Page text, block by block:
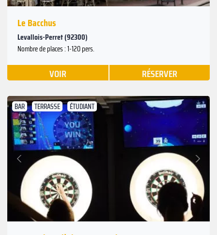
Le Bacchus
Levallois-Perret (92300)
Nombre de places : 1-120 pers.
VOIR RÉSERVER
BAR TERRASSE ÉTUDIANT
Précédent
Suivant